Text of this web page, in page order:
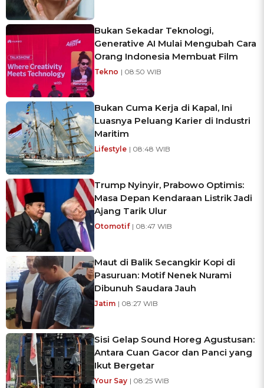
Bukan Sekadar Teknologi,
Generative AI Mulai Mengubah Cara
Orang Indonesia Membuat Film
Tekno | 08:50 WIB
Bukan Cuma Kerja di Kapal, Ini
Luasnya Peluang Karier di Industri
Maritim
Lifestyle | 08:48 WIB
Trump Nyinyir, Prabowo Optimis:
Masa Depan Kendaraan Listrik Jadi
Ajang Tarik Ulur
Otomotif | 08:47 WIB
Maut di Balik Secangkir Kopi di
Pasuruan: Motif Nenek Nurami
Dibunuh Saudara Jauh
Jatim | 08:27 WIB
Sisi Gelap Sound Horeg Agustusan:
Antara Cuan Gacor dan Panci yang
Ikut Bergetar
Your Say | 08:25 WIB